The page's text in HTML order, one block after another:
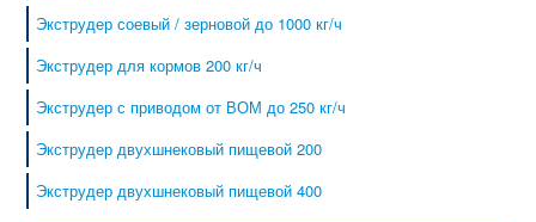
Экструдер соевый / зерновой до 1000 кг/ч
Экструдер для кормов 200 кг/ч
Экструдер с приводом от ВОМ до 250 кг/ч
Экструдер двухшнековый пищевой 200
Экструдер двухшнековый пищевой 400